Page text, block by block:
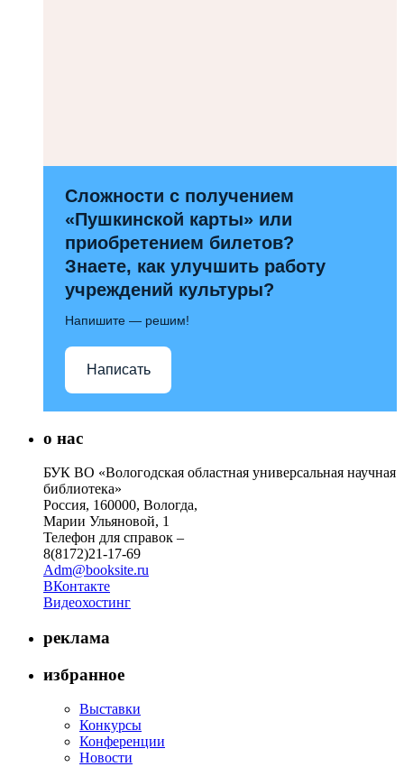
Сложности с получением
«Пушкинской карты» или
приобретением билетов?
Знаете, как улучшить работу
учреждений культуры?
Напишите — решим!
Написать
о нас
БУК ВО «Вологодская областная универсальная научная
библиотека»
Россия, 160000, Вологда,
Марии Ульяновой, 1
Телефон для справок –
8(8172)21-17-69
Adm@booksite.ru
ВКонтакте
Видеохостинг
реклама
избранное
Выставки
Конкурсы
Конференции
Новости